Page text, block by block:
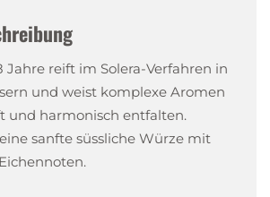
Jahre reift im Solera-Verfahren in
und weist komplexe Aromen
und harmonisch entfalten.
sanfte süssliche Würze mit